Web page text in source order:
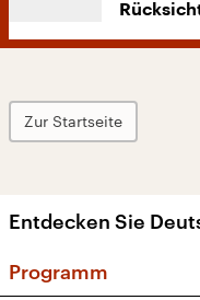
Zur Startseite
Entdecken Sie
Programm